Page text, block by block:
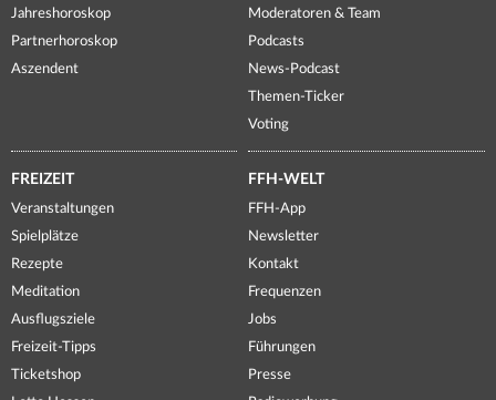
Jahreshoroskop
Partnerhoroskop
Aszendent
Moderatoren & Team
Podcasts
News-Podcast
Themen-Ticker
Voting
FREIZEIT
Veranstaltungen
Spielplätze
Rezepte
Meditation
Ausflugsziele
Freizeit-Tipps
Ticketshop
FFH-WELT
FFH-App
Newsletter
Kontakt
Frequenzen
Jobs
Führungen
Presse